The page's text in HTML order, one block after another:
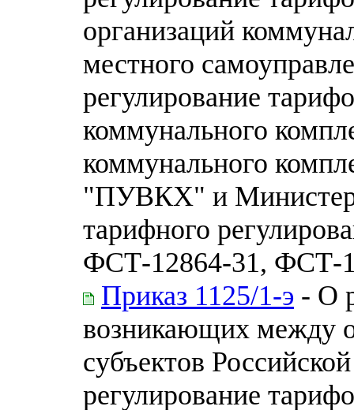
организаций
местного
регулирование
коммунального
коммунального
"ПУВКХ" и
тарифного
ФСТ-12864-31, ФСТ-
Приказ 1125/1-э - О
возникающих между
субъектов
регулирование